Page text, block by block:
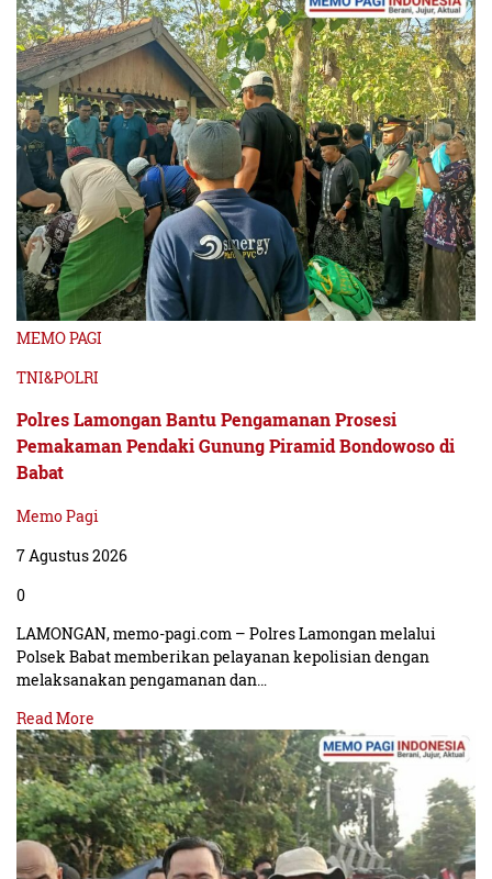
MEMO PAGI
TNI&POLRI
Polres Lamongan Bantu Pengamanan Prosesi
Pemakaman Pendaki Gunung Piramid Bondowoso di
Babat
Memo Pagi
7 Agustus 2026
0
LAMONGAN, memo-pagi.com – Polres Lamongan melalui
Polsek Babat memberikan pelayanan kepolisian dengan
melaksanakan pengamanan dan…
Read More